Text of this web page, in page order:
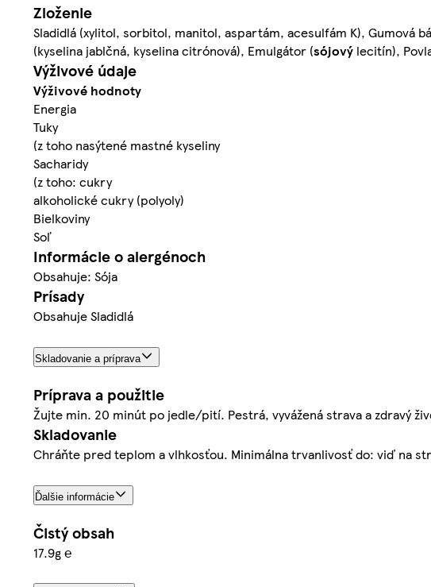
Zloženie
Sladidlá (xylitol, sorbitol, manitol, aspartám, acesulfám K), Gumová
(kyselina jablčná, kyselina citrónová), Emulgátor (sójový lecitín),
Výživové údaje
Výživové hodnoty
Energia
Tuky
(z toho nasýtené mastné kyseliny
Sacharidy
(z toho: cukry
alkoholické cukry (polyoly)
Bielkoviny
Soľ
Informácie o alergénoch
Obsahuje: Sója
Prísady
Obsahuje Sladidlá
Skladovanie a príprava
Príprava a použitie
Žujte min. 20 minút po jedle/pití. Pestrá, vyvážená strava a zdravý
Skladovanie
Chráňte pred teplom a vlhkosťou. Minimálna trvanlivosť do: viď na
Ďalšie informácie
Čistý obsah
17.9g ℮